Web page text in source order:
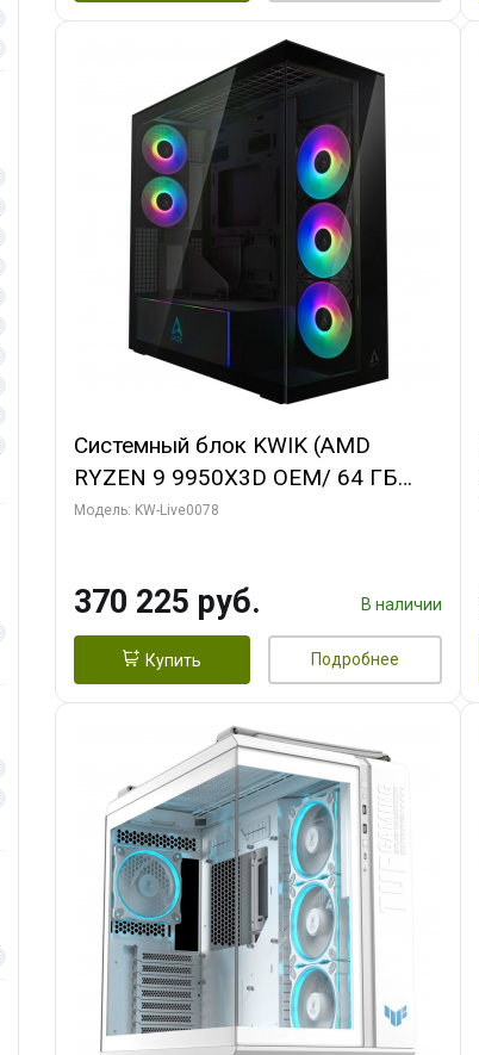
Системный блок KWIK (AMD
RYZEN 9 9950X3D OEM/ 64 ГБ
ОЗУ/ Palit RTX5080 GAMINGPRO
Модель: KW-Live0078
370 225 руб. В наличии
Купить Подробнее